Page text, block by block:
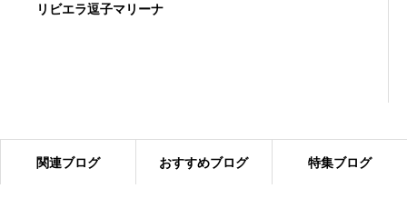
リビエラ逗子マリーナ
関連ブログ おすすめブログ 特集ブログ